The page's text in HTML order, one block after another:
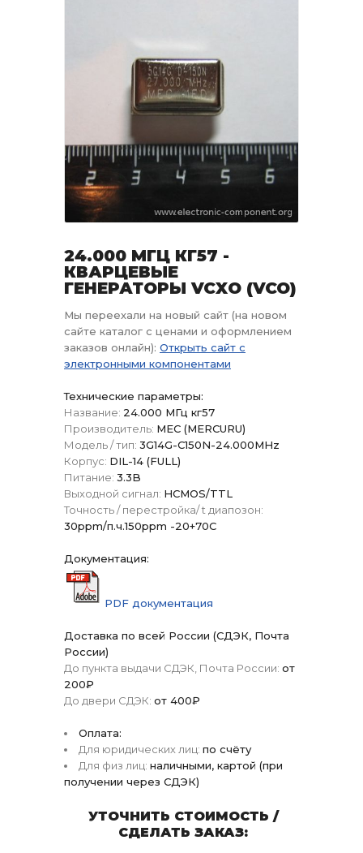
24.000 МГЦ КГ57 -
КВАРЦЕВЫЕ
ГЕНЕРАТОРЫ VCXO (VCO)
Мы переехали на новый сайт (на новом
сайте каталог с ценами и оформлением
заказов онлайн): Открыть сайт с
электронными компонентами
Технические параметры:
Название: 24.000 МГц кг57
Производитель: МЕС (MERCURU)
Модель / тип: 3G14G-C150N-24.000MHz
Корпус: DIL-14 (FULL)
Питание: 3.3B
Выходной сигнал: HCMOS/TTL
Точность / перестройка/ t диапозон:
30ppm/п.ч.150ppm -20+70C
Документация:
PDF документация
Доставка по всей России (СДЭК, Почта
России)
До пункта выдачи СДЭК, Почта России: от
200₽
До двери СДЭК: от 400₽
Оплата:
Для юридических лиц: по счёту
Для физ лиц: наличными, картой (при
получении через СДЭК)
УТОЧНИТЬ СТОИМОСТЬ /
СДЕЛАТЬ ЗАКАЗ: